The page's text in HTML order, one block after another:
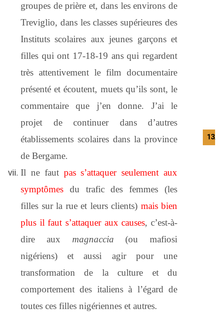
groupes de prière et, dans les environs de
Treviglio, dans les classes supérieures des
Instituts scolaires aux jeunes garçons et
filles qui ont 17-18-19 ans qui regardent
très attentivement le film documentaire
présenté et écoutent, muets qu’ils sont, le
commentaire que j’en donne. J’ai le
projet de continuer dans d’autres
établissements scolaires dans la province
de Bergame.
Il ne faut pas s’attaquer seulement aux
symptômes du trafic des femmes (les
filles sur la rue et leurs clients) mais bien
plus il faut s’attaquer aux causes, c’est-à-
dire aux magnaccia (ou mafiosi
nigériens) et aussi agir pour une
transformation de la culture et du
comportement des italiens à l’égard de
toutes ces filles nigériennes et autres.
13/